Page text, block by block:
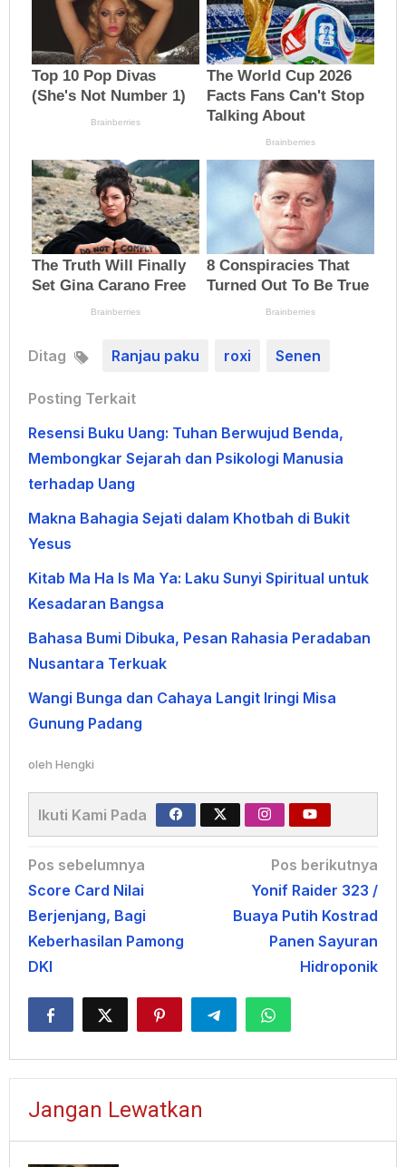
Ditag Ranjau paku roxi Senen
Posting Terkait
Resensi Buku Uang: Tuhan Berwujud Benda,
Membongkar Sejarah dan Psikologi Manusia
terhadap Uang
Makna Bahagia Sejati dalam Khotbah di Bukit
Yesus
Kitab Ma Ha Is Ma Ya: Laku Sunyi Spiritual untuk
Kesadaran Bangsa
Bahasa Bumi Dibuka, Pesan Rahasia Peradaban
Nusantara Terkuak
Wangi Bunga dan Cahaya Langit Iringi Misa
Gunung Padang
oleh Hengki
Ikuti Kami Pada
Navigasi
pos
Pos sebelumnya
Score Card Nilai
Berjenjang, Bagi
Keberhasilan Pamong
DKI
Pos berikutnya
Yonif Raider 323 /
Buaya Putih Kostrad
Panen Sayuran
Hidroponik
Jangan Lewatkan